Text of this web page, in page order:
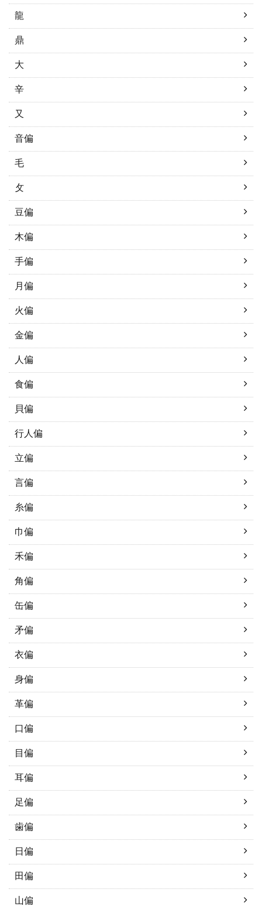
龍
鼎
大
辛
又
音偏
毛
攵
豆偏
木偏
手偏
月偏
火偏
金偏
人偏
食偏
貝偏
行人偏
立偏
言偏
糸偏
巾偏
禾偏
角偏
缶偏
矛偏
衣偏
身偏
革偏
口偏
目偏
耳偏
足偏
歯偏
日偏
田偏
山偏